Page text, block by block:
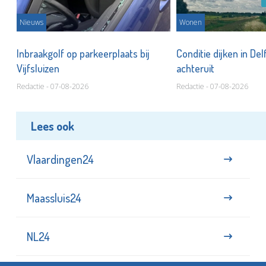
Nieuws
Inbraakgolf op parkeerplaats bij
Vijfsluizen
Redactie - 07-08-2026
Wonen
Conditie dijken in
achteruit
Redactie - 07-08-2026
Lees ook
Vlaardingen24
Maassluis24
NL24